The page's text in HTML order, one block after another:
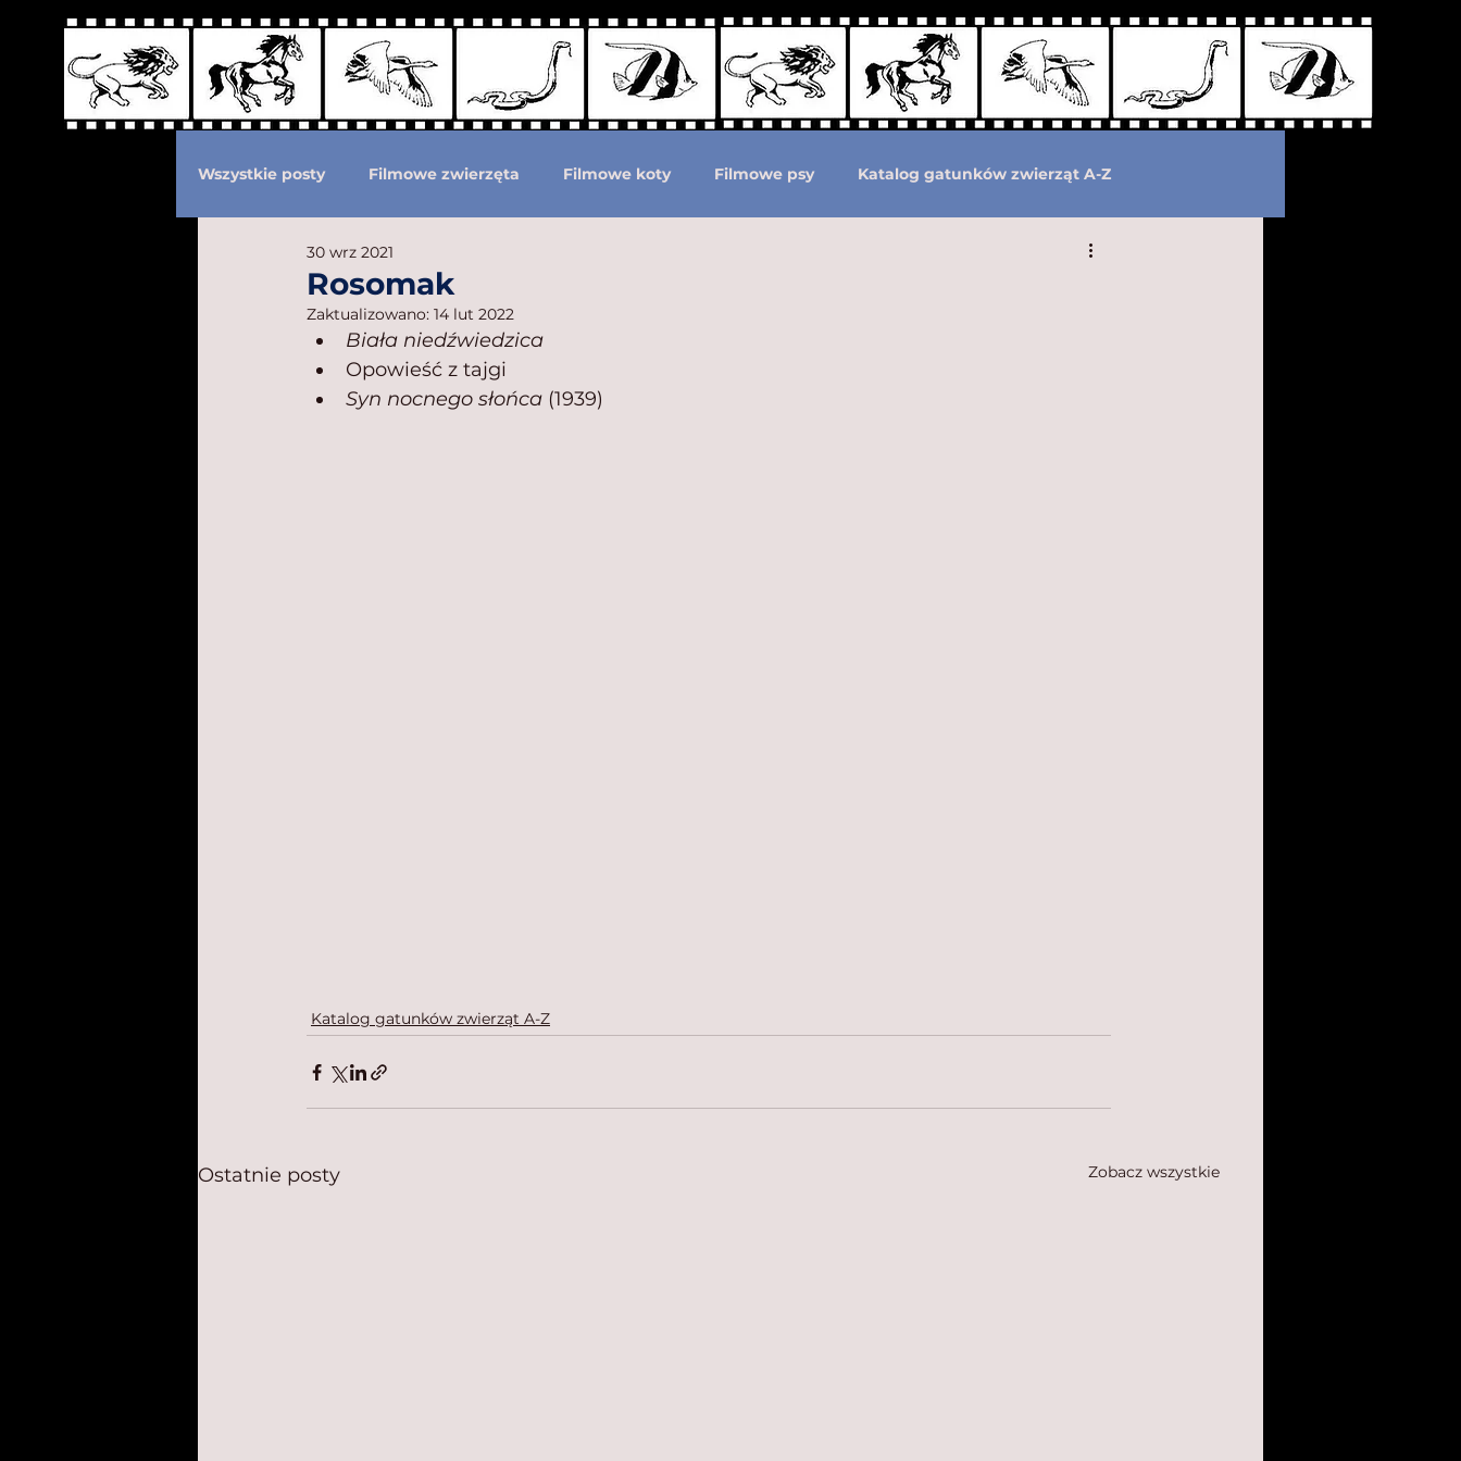
Wszystkie posty Filmowe zwierzęta Filmowe koty Filmowe psy Katalog gatunków zwierząt A-Z
Podział według ras kotów Kryptozoologia
Eksploatacja zwierząt Pomoc zwierzętom
Rosomak
30 wrz 2021
Zaktualizowano: 14 lut 2022
Biała niedźwiedzica
Opowieść z tajgi
Syn nocnego słońca (1939)
Katalog gatunków zwierząt A-Z
Ostatnie posty Zobacz wszystkie